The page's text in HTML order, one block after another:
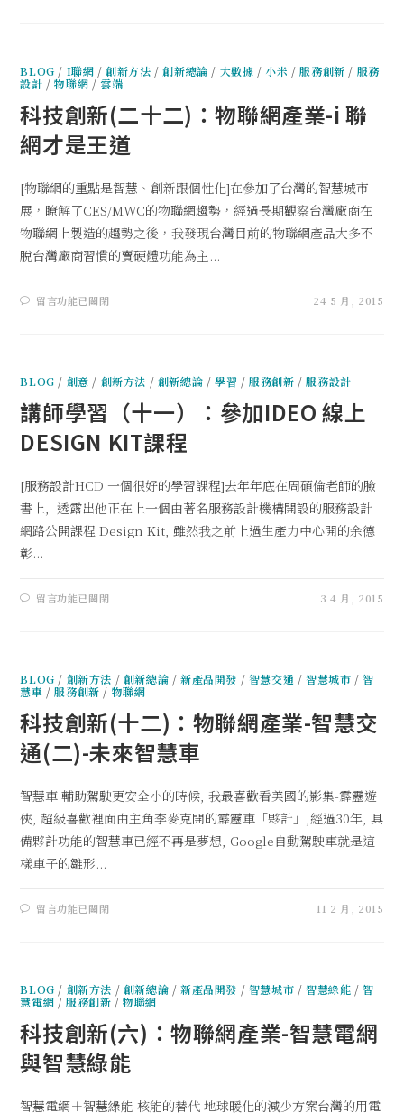
BLOG / I聯網 /創新方法 /創新總論 / 大數據 / 小米 /服務創新 / 服務
設計 /物聯網 /雲端
科技創新(二十二)：物聯網產業-i 聯
網才是王道
[物聯網的重點是智慧、創新跟個性化]在參加了台灣的智慧城市
展，瞭解了CES/MWC的物聯網趨勢，經過長期觀察台灣廠商在
物聯網上製造的趨勢之後，我發現台灣目前的物聯網產品大多不
脫台灣廠商習慣的賣硬體功能為主...
留言功能已關閉 24 5 月, 2015
BLOG / 創意 / 創新方法 / 創新總論 /學習 /服務創新 /服務設計
講師學習（十一）：參加IDEO 線上
DESIGN KIT課程
[服務設計HCD 一個很好的學習課程]去年年底在周碩倫老師的臉
書上, 透露出他正在上一個由著名服務設計機構開設的服務設計
網路公開課程 Design Kit, 雖然我之前上過生產力中心開的余德
彰...
留言功能已關閉 3 4 月, 2015
BLOG / 創新方法 / 創新總論 /新產品開發 / 智慧交通 /智慧城市 /智
慧車 /服務創新 / 物聯網
科技創新(十二)：物聯網產業-智慧交
通(二)-未來智慧車
智慧車 輔助駕駛更安全小的時候, 我最喜歡看美國的影集-霹靂遊
俠, 超級喜歡裡面由主角李麥克開的霹靂車「夥計」,經過30年, 具
備夥計功能的智慧車已經不再是夢想, Google自動駕駛車就是這
樣車子的雛形...
留言功能已關閉 11 2 月, 2015
BLOG / 創新方法 / 創新總論 /新產品開發 / 智慧城市 /智慧綠能 /智
慧電網 /服務創新 /物聯網
科技創新(六)：物聯網產業-智慧電網
與智慧綠能
智慧電網＋智慧綠能 核能的替代 地球暖化的減少方案台灣的用電